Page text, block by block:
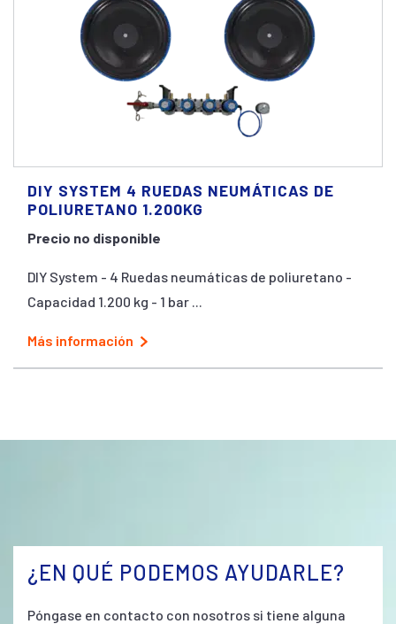
DIY SYSTEM 4 RUEDAS NEUMÁTICAS DE
POLIURETANO 1.200KG
Precio no disponible
DIY System - 4 Ruedas neumáticas de poliuretano -
Capacidad 1.200 kg - 1 bar ...
Más información
¿EN QUÉ PODEMOS AYUDARLE?
Póngase en contacto con nosotros si tiene alguna